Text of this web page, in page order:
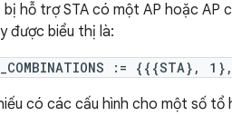
hỗ trợ STA có một AP hoặc AP
được biểu thị là:
:=
có các cấu hình cho một số